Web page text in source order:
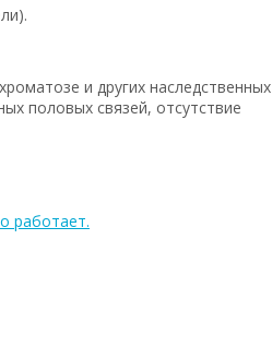
и других наследственных
половых связей, отсутствие
работает.